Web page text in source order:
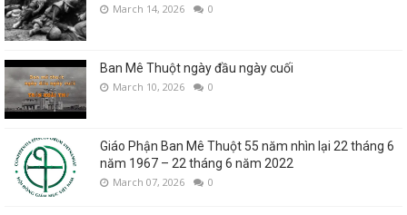
March 14, 2026 0
Ban Mê Thuột ngày đầu ngày cuối
March 10, 2026 0
Giáo Phận Ban Mê Thuột 55 năm nhìn lại 22 tháng 6
năm 1967 – 22 tháng 6 năm 2022
March 07, 2026 0